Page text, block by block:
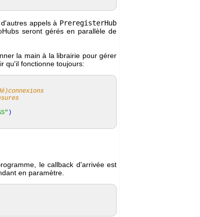
appels à PreregisterHub
seront gérés en parallèle de
la main à la librairie pour gérer
qu'il fonctionne toujours:
)
le callback d'arrivée est
en paramètre.